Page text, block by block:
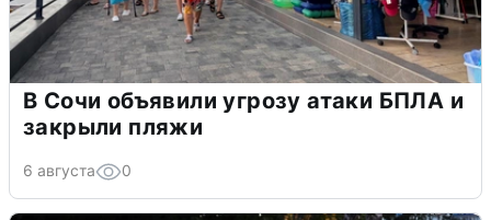
В Сочи объявили угрозу атаки БПЛА и
закрыли пляжи
6 августа 0